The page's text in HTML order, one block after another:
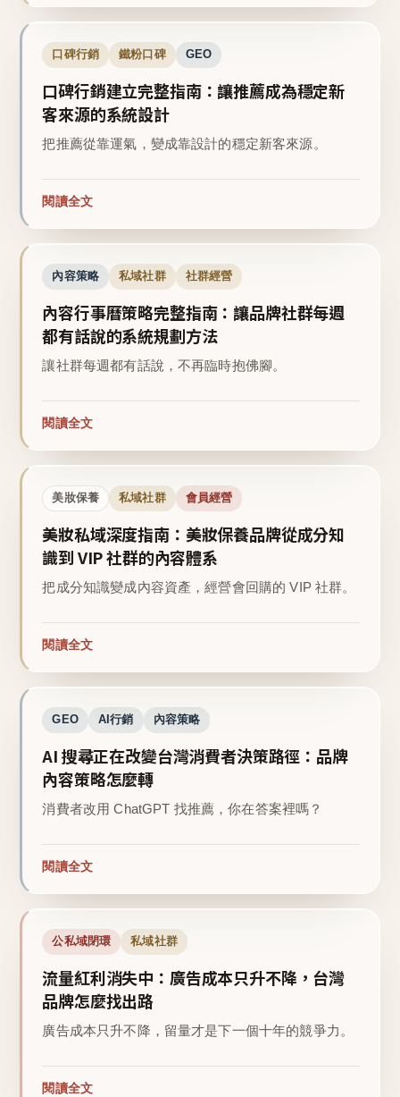
口碑行銷 鐵粉口碑 GEO
口碑行銷建立完整指南：讓推薦成為穩定新
客來源的系統設計
把推薦從靠運氣，變成靠設計的穩定新客來源。
閱讀全文
內容策略 私域社群 社群經營
內容行事曆策略完整指南：讓品牌社群每週
都有話說的系統規劃方法
讓社群每週都有話說，不再臨時抱佛腳。
閱讀全文
美妝保養 私域社群 會員經營
美妝私域深度指南：美妝保養品牌從成分知
識到 VIP 社群的內容體系
把成分知識變成內容資產，經營會回購的 VIP 社群。
閱讀全文
GEO AI行銷 內容策略
AI 搜尋正在改變台灣消費者決策路徑：品牌
內容策略怎麼轉
消費者改用 ChatGPT 找推薦，你在答案裡嗎？
閱讀全文
公私域閉環 私域社群
流量紅利消失中：廣告成本只升不降，台灣
品牌怎麼找出路
廣告成本只升不降，留量才是下一個十年的競爭力。
閱讀全文